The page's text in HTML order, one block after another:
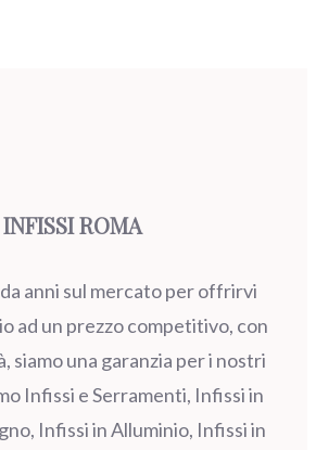
INFISSI ROMA
anni sul mercato per offrirvi
ad un prezzo competitivo, con
siamo una garanzia per i nostri
Infissi e Serramenti, Infissi in
Infissi in Alluminio, Infissi in